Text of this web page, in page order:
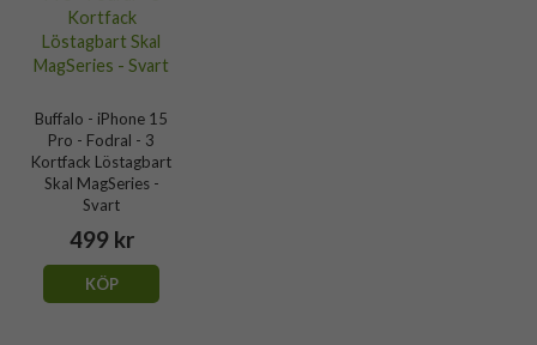
Buffalo - iPhone 15
Pro - Fodral - 3
Kortfack Löstagbart
Skal MagSeries -
Svart
499 kr
KÖP